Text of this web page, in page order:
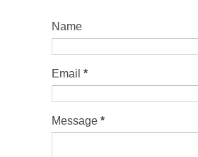
Name
Email *
Message *